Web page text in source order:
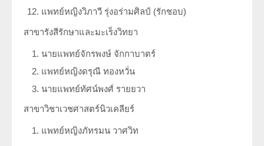
แพทย์หญิงวิภาวี รุ่งอร่ามศิลป์ (รักชอบ)
สาขารังสีรักษาและมะเร็งวิทยา
นายแพทย์จักรพงษ์ จักกาบาตร์
แพทย์หญิงดรุณี ทองหวั่น
นายแพทย์ทัศน์พงศ์ รายยวา
สาขาวิชาเวชศาสตร์นิวเคลียร์
แพทย์หญิงภัทรมน วาศวิท